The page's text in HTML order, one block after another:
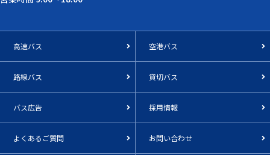
高速バス 空港バス
路線バス 貸切バス
バス広告 採用情報
よくあるご質問 お問い合わせ